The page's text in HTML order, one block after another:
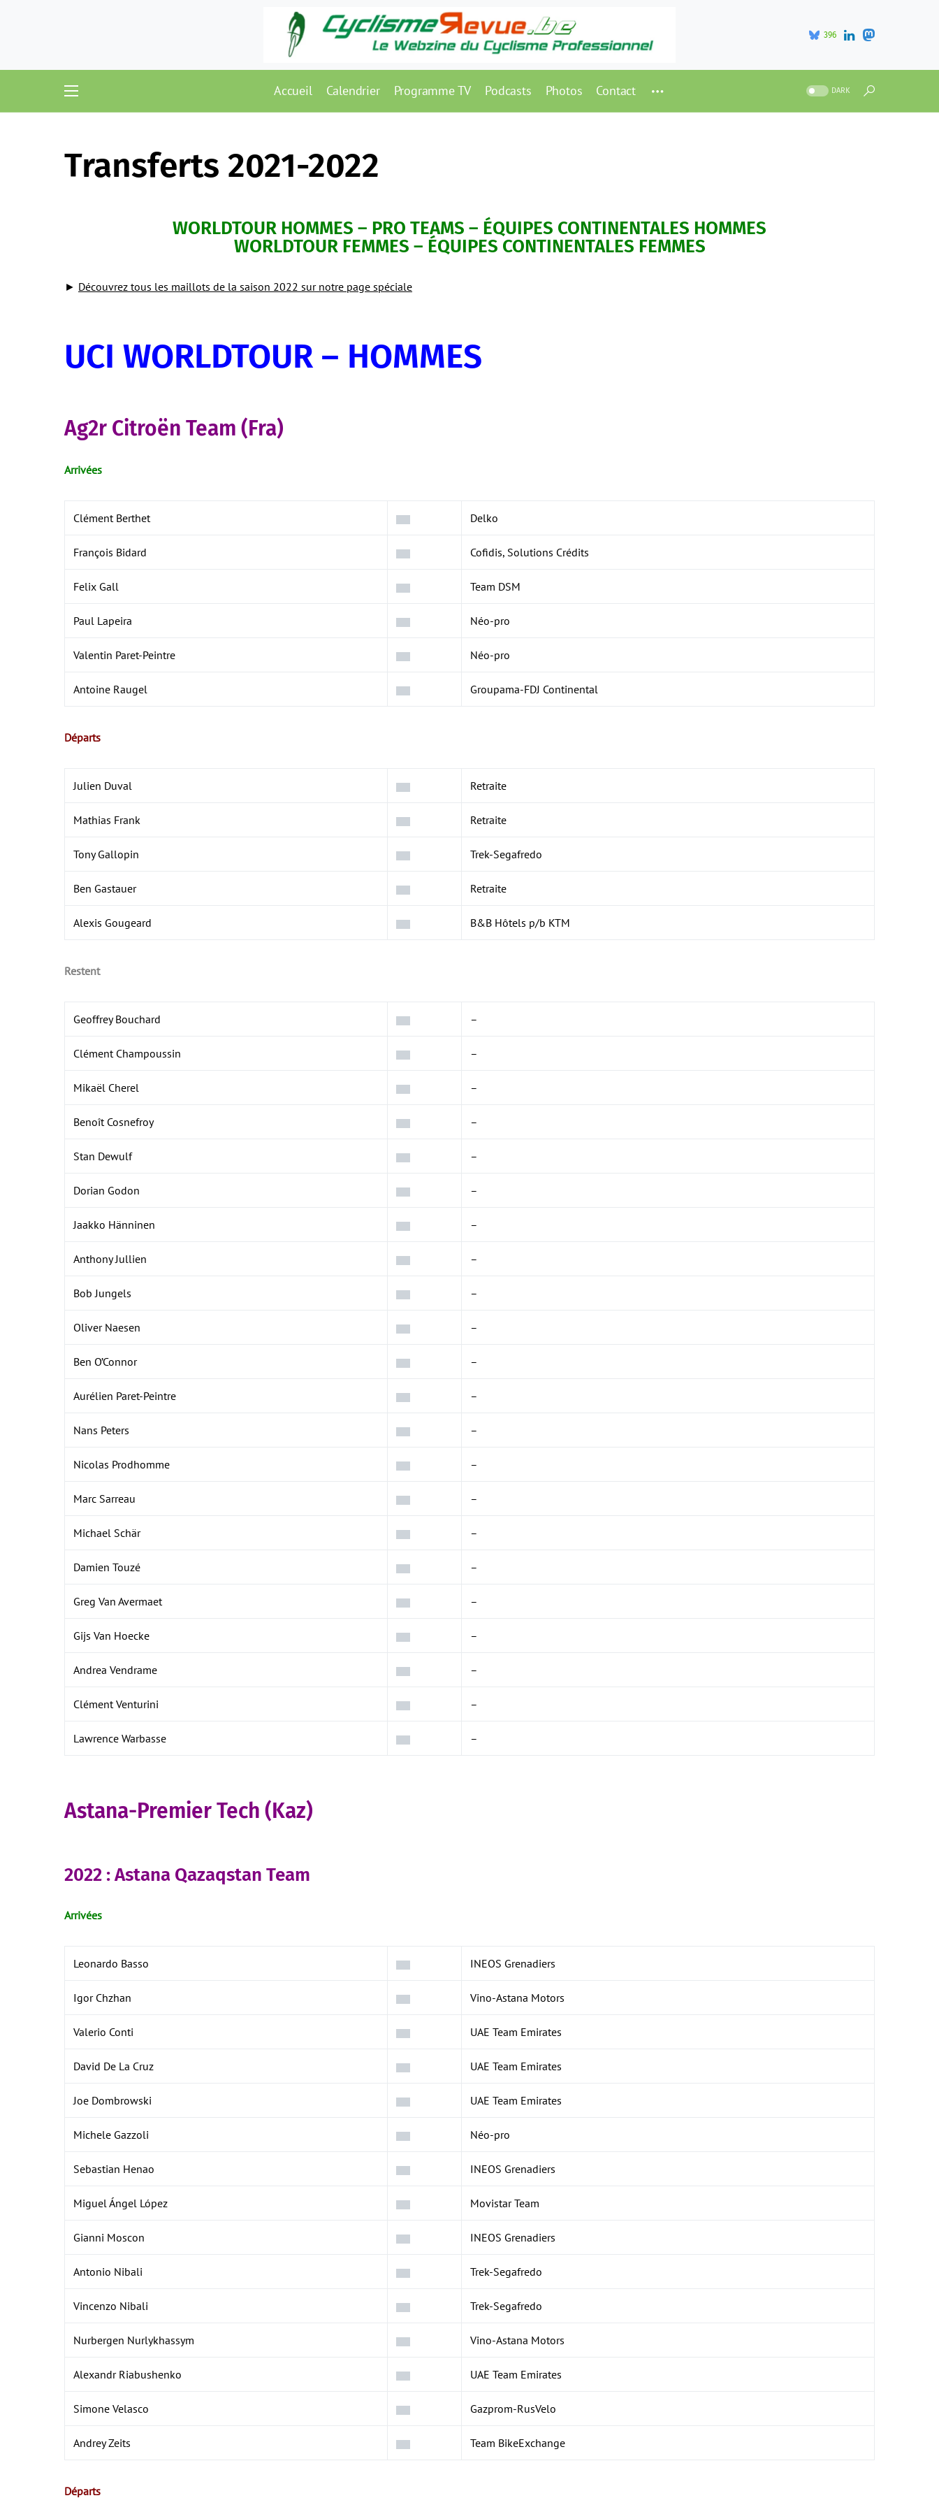
396
Accueil Calendrier Programme TV Podcasts Photos Contact DARK
Transferts 2021-2022
WORLDTOUR HOMMES – PRO TEAMS – ÉQUIPES CONTINENTALES HOMMES
WORLDTOUR FEMMES – ÉQUIPES CONTINENTALES FEMMES
► Découvrez tous les maillots de la saison 2022 sur notre page spéciale
UCI WORLDTOUR – HOMMES
Ag2r Citroën Team (Fra)
Arrivées
Clément Berthet Delko
François Bidard Cofidis, Solutions Crédits
Felix Gall Team DSM
Paul Lapeira Néo-pro
Valentin Paret-Peintre Néo-pro
Antoine Raugel Groupama-FDJ Continental
Départs
Julien Duval Retraite
Mathias Frank Retraite
Tony Gallopin Trek-Segafredo
Ben Gastauer Retraite
Alexis Gougeard B&B Hôtels p/b KTM
Restent
Geoffrey Bouchard –
Clément Champoussin –
Mikaël Cherel –
Benoît Cosnefroy –
Stan Dewulf –
Dorian Godon –
Jaakko Hänninen –
Anthony Jullien –
Bob Jungels –
Oliver Naesen –
Ben O’Connor –
Aurélien Paret-Peintre –
Nans Peters –
Nicolas Prodhomme –
Marc Sarreau –
Michael Schär –
Damien Touzé –
Greg Van Avermaet –
Gijs Van Hoecke –
Andrea Vendrame –
Clément Venturini –
Lawrence Warbasse –
Astana-Premier Tech (Kaz)
2022 : Astana Qazaqstan Team
Arrivées
Leonardo Basso INEOS Grenadiers
Igor Chzhan Vino-Astana Motors
Valerio Conti UAE Team Emirates
David De La Cruz UAE Team Emirates
Joe Dombrowski UAE Team Emirates
Michele Gazzoli Néo-pro
Sebastian Henao INEOS Grenadiers
Miguel Ángel López Movistar Team
Gianni Moscon INEOS Grenadiers
Antonio Nibali Trek-Segafredo
Vincenzo Nibali Trek-Segafredo
Nurbergen Nurlykhassym Vino-Astana Motors
Alexandr Riabushenko UAE Team Emirates
Simone Velasco Gazprom-RusVelo
Andrey Zeits Team BikeExchange
Départs